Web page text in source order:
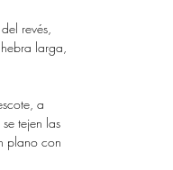
revés,
larga,
a
tejen las
plano con